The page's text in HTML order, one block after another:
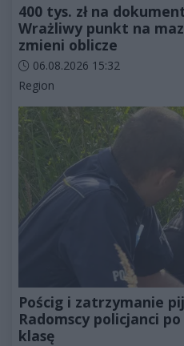
400 tys. zł na
Wrażliwy punkt na
zmieni oblicze
Data dodania artykułu:
06.08.2026 15:32
Kategorie artykułu:
Region
Pościg i zatrzymanie
Radomscy policjanci
klasę